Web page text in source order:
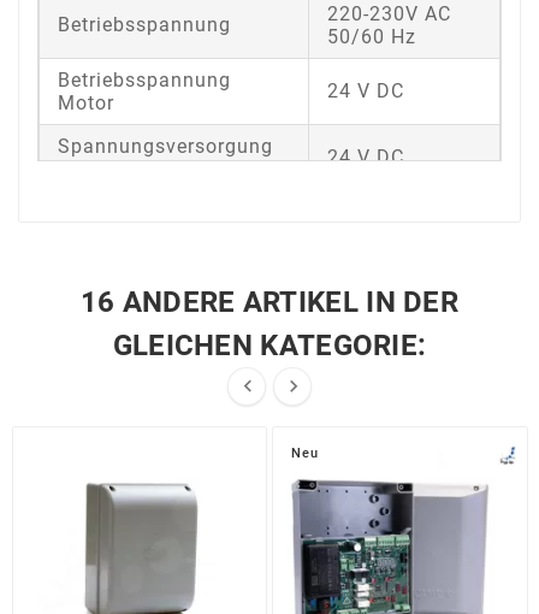
Betriebsspannung
220-230V AC
50/60 Hz
Betriebsspannung
Motor
24 V DC
Spannungsversorgung
Steuerung
24 V DC
Schutzart
IP 54
Gewicht
4 kg
16 ANDERE ARTIKEL IN DER
GLEICHEN KATEGORIE:
 
Neu